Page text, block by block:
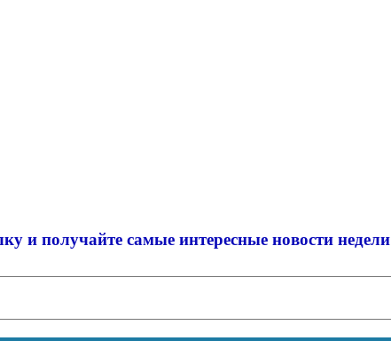
и получайте самые интересные новости недели